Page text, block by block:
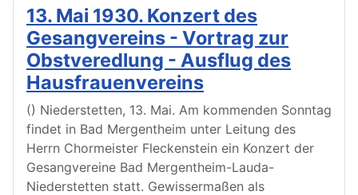
13. Mai 1930. Konzert des
Gesangvereins - Vortrag zur
Obstveredlung - Ausflug des
Hausfrauenvereins
() Niederstetten, 13. Mai. Am kommenden Sonntag
findet in Bad Mergentheim unter Leitung des
Herrn Chormeister Fleckenstein ein Konzert der
Gesangvereine Bad Mergentheim-Lauda-
Niederstetten statt. Gewissermaßen als